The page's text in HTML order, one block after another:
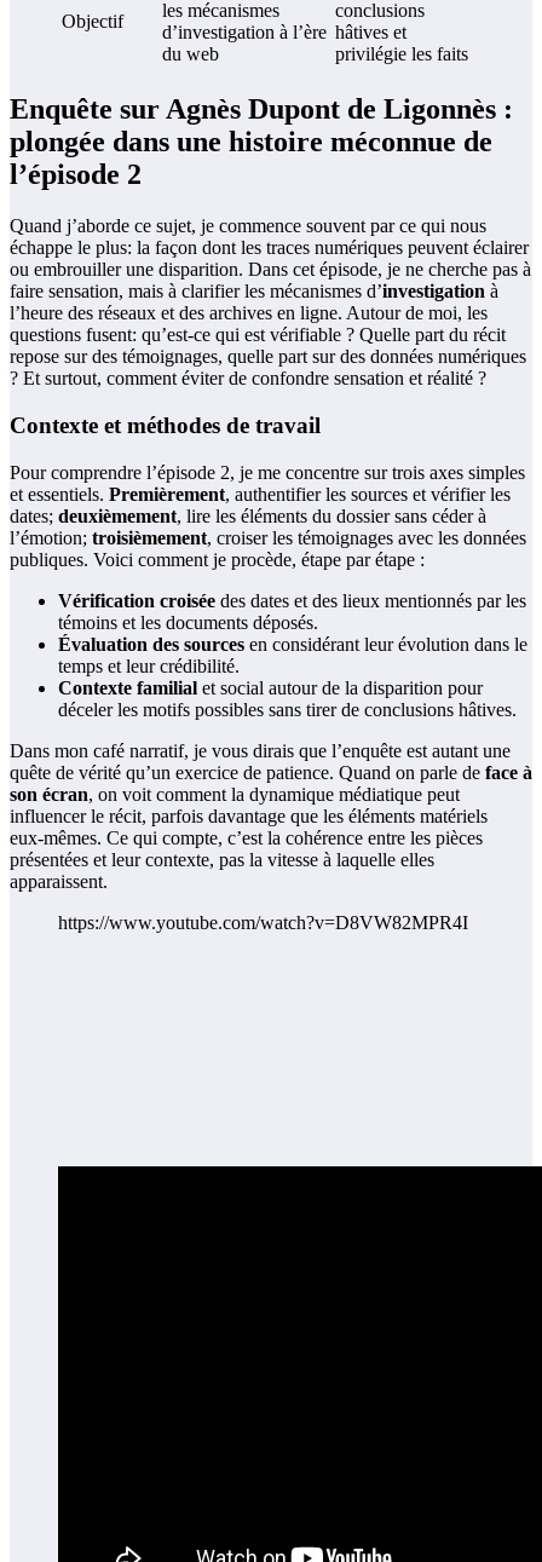
Objectif
les mécanismes
d’investigation à l’ère
du web
conclusions
hâtives et
privilégie les faits
Enquête sur Agnès Dupont de Ligonnès :
plongée dans une histoire méconnue de
l’épisode 2
Quand j’aborde ce sujet, je commence souvent par ce qui nous
échappe le plus: la façon dont les traces numériques peuvent éclairer
ou embrouiller une disparition. Dans cet épisode, je ne cherche pas à
faire sensation, mais à clarifier les mécanismes d’investigation à
l’heure des réseaux et des archives en ligne. Autour de moi, les
questions fusent: qu’est‑ce qui est vérifiable ? Quelle part du récit
repose sur des témoignages, quelle part sur des données numériques
? Et surtout, comment éviter de confondre sensation et réalité ?
Contexte et méthodes de travail
Pour comprendre l’épisode 2, je me concentre sur trois axes simples
et essentiels. Premièrement, authentifier les sources et vérifier les
dates; deuxièmement, lire les éléments du dossier sans céder à
l’émotion; troisièmement, croiser les témoignages avec les données
publiques. Voici comment je procède, étape par étape :
Vérification croisée des dates et des lieux mentionnés par les
témoins et les documents déposés.
Évaluation des sources en considérant leur évolution dans le
temps et leur crédibilité.
Contexte familial et social autour de la disparition pour
déceler les motifs possibles sans tirer de conclusions hâtives.
Dans mon café narratif, je vous dirais que l’enquête est autant une
quête de vérité qu’un exercice de patience. Quand on parle de face à
son écran, on voit comment la dynamique médiatique peut
influencer le récit, parfois davantage que les éléments matériels
eux‑mêmes. Ce qui compte, c’est la cohérence entre les pièces
présentées et leur contexte, pas la vitesse à laquelle elles
apparaissent.
https://www.youtube.com/watch?v=D8VW82MPR4I